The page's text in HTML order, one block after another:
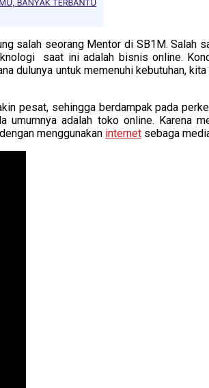
salah seorang Mentor di SB1M. Salah
saat ini adalah bisnis online.
dulunya untuk memenuhi kebutuhan,
pesat, sehingga berdampak pada
adalah toko online. Karena
menggunakan internet sebaga